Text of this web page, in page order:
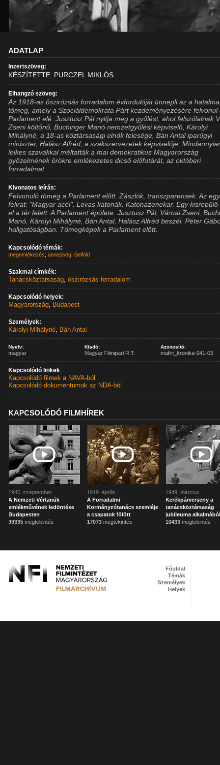
ADATLAP
Inzertszöveg:
KÉSZÍTETTE: PURCZEL MIKLÓS
Elhangzó szöveg:
Az 1918-as őszirózsás forradalom évfordulóját ünnepli az a
tömeg, amely a Szociáldemokrata Párt kezdeményezésére felvonul
Parlament elé. Jusztusz Pál nyitja meg a gyűlést, ahol felszólalnak
Zseni költőnő, Buchinger Manó nemzetgyűlési képviselő, Károlyi
Mihályné, a 18-as köztársasági elnök felesége, Bán Antal iparügyi
miniszter, Halász Alfréd, a szakszervezetek képviselője.
lelkes szavakkal méltatták a mai demokratikus Magyarország
győzelmének örökre emlékezetes dicső előfutárát, az októberi
forradalmat.
Kivonatos leírás:
Felvonuló tömeg a Parlament előtt. Zászlók, transzparensek. Az
felirat: "Magyar acél". Lovas katonák. Katonazenekar. Egy kisrepülő
el a tér felett. A Parlament épülete. Jusztusz Pál, Várnai Zseni,
Manó, Károlyi Mihályné, Bán Antal, Halász Alfréd beszél. Péter
hallgatóságban. Tömegképek a Parlament előtt.
Kapcsolódó témák:
megemlékezés ,ünnepség Belföld
Szakmai címkék:
Tanácsköztársaság,őszirózsás forradalom
Kapcsolódó helyek:
Magyarország, Budapest
Személyek:
Károlyi Mihályné, Bán Antal
Nyelv:
magyar
Kiadó:
Magyar Filmipari R.T.
Azonosító:
mafirt_kronika-041-03
Kapcsolódó linkek
Kapcsolódó filmek a NAVA-ból
Kapcsolódó dokumentumok az NDA-ból
KAPCSOLÓDÓ FILMHÍREK
1945. szeptember
A Nemzeti Vértanúk
emlékművének ledöntése
Budapesten
99335 megtekintés
1919. április
A Forradalmi
Kormányzótanács szemléje
a csapatok fölött
17073 megtekintés
1949. március
Kerékpárverseny a
tanácsköztársaság
jubileuma
10433 megtekintés
Főoldal
Témák
Személyek
Helyek